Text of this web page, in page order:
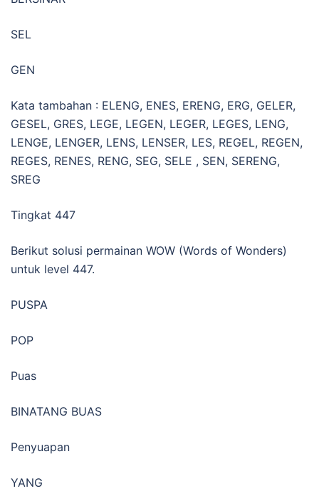
SEL
GEN
Kata tambahan : ELENG, ENES, ERENG, ERG, GELER,
GESEL, GRES, LEGE, LEGEN, LEGER, LEGES, LENG,
LENGE, LENGER, LENS, LENSER, LES, REGEL, REGEN,
REGES, RENES, RENG, SEG, SELE , SEN, SERENG,
SREG
Tingkat 447
Berikut solusi permainan WOW (Words of Wonders)
untuk level 447.
PUSPA
POP
Puas
BINATANG BUAS
Penyuapan
YANG